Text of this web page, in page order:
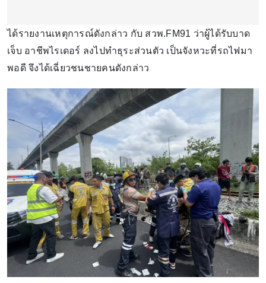
ได้รายงานเหตุการณ์ดังกล่าว กับ สวพ.FM91 ว่าผู้ได้รับบาด
เจ็บ อาชีพไรเดอร์ ลงไปทำธุระส่วนตัว เป็นจังหวะที่รถไฟมา
พอดี จึงได้เฉี่ยวชนชายคนดังกล่าว